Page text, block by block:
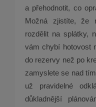
a přehodnotit, co
Možná zjistíte, že
rozdělit na splátky,
vám chybí hotovost
do rezervy než po
zamyslete se nad
už pravidelné
důkladnější